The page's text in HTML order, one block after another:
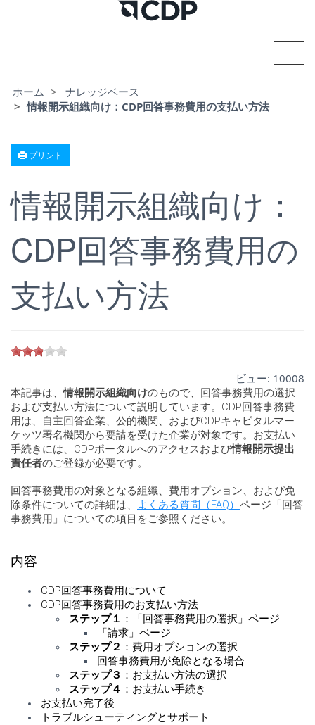
ビ
ホーム
ナレッジベース
情報開示組織向け：CDP回答事務費用の支払い方法
プリント
情報開示組織向け：
CDP回答事務費用の
支払い方法
ビュー: 10008
本記事は、情報開示組織向けのもので、回答事務費用の選択
および支払い方法について説明しています。CDP回答事務費
用は、自主回答企業、公的機関、およびCDPキャピタルマー
ケッツ署名機関から要請を受けた企業が対象です。お支払い
手続きには、CDPポータルへのアクセスおよび情報開示提出
責任者のご登録が必要です。
回答事務費用の対象となる組織、費用オプション、および免
除条件についての詳細は、
よくある質問（FAQ） ページ「回答
事務費用」についての項目をご参照ください。
内容
CDP回答事務費用について
CDP回答事務費用のお支払い方法
ステップ１ ：「回答事務費用の選択」ページ
「請求」ページ
ステップ２ ：費用オプションの選択
回答事務費用が免除となる場合
ステップ３ ：お支払い方法の選択
ステップ４ ：お支払い手続き
お支払い完了後
トラブルシューティングとサポート